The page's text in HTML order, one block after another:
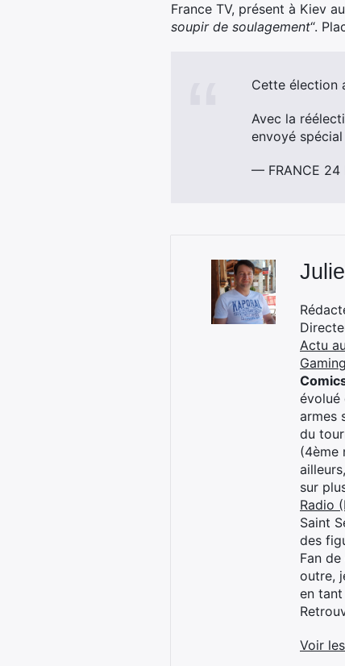
France TV, présent à Kiev
soupir de soulagement“.
Cette élection
Avec la
envoyé
— FRANCE 24
Actu
évolué
armes
du
(4ème
sur
Radio
Saint
des
Fan
outre,
en tant
Voir